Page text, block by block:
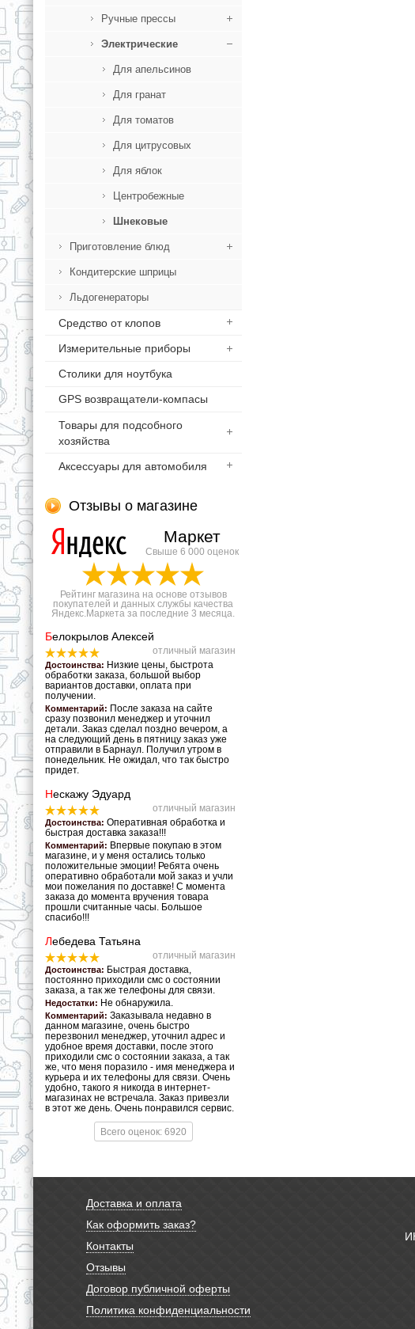
Ручные прессы
Электрические
Для апельсинов
Для гранат
Для томатов
Для цитрусовых
Для яблок
Центробежные
Шнековые
Приготовление блюд
Кондитерские шприцы
Льдогенераторы
Средство от клопов
Измерительные приборы
Столики для ноутбука
GPS возвращатели-компасы
Товары для подсобного
хозяйства
Аксессуары для автомобиля
Отзывы о магазине
Маркет
Свыше 6 000 оценок
Рейтинг магазина на основе отзывов
покупателей и данных службы качества
Яндекс.Маркета за последние 3 месяца.
Белокрылов Алексей
отличный магазин
Достоинства: Низкие цены, быстрота
обработки заказа, большой выбор
вариантов доставки, оплата при
получении.
Комментарий: После заказа на сайте
сразу позвонил менеджер и уточнил
детали. Заказ сделал поздно вечером, а
на следующий день в пятницу заказ уже
отправили в Барнаул. Получил утром в
понедельник. Не ожидал, что так быстро
придет.
Нескажу Эдуард
отличный магазин
Достоинства: Оперативная обработка и
быстрая доставка заказа!!!
Комментарий: Впервые покупаю в этом
магазине, и у меня остались только
положительные эмоции! Ребята очень
оперативно обработали мой заказ и учли
мои пожелания по доставке! С момента
заказа до момента вручения товара
прошли считанные часы. Большое
спасибо!!!
Лебедева Татьяна
отличный магазин
Достоинства: Быстрая доставка,
постоянно приходили смс о состоянии
заказа, а так же телефоны для связи.
Недостатки: Не обнаружила.
Комментарий: Заказывала недавно в
данном магазине, очень быстро
перезвонил менеджер, уточнил адрес и
удобное время доставки, после этого
приходили смс о состоянии заказа, а так
же, что меня поразило - имя менеджера и
курьера и их телефоны для связи. Очень
удобно, такого я никогда в интернет-
магазинах не встречала. Заказ привезли
в этот же день. Очень понравился сервис.
Всего оценок: 6920
Доставка и оплата
Как оформить заказ?
Контакты
Отзывы
Договор публичной оферты
Политика конфиденциальности